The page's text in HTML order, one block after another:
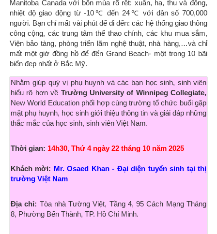
Manitoba Canada với bốn mùa rõ rệt: xuân, hạ, thu và đông,
nhiệt độ giao động từ -10℃ đến 24℃ với dân số 700,000
người. Bạn chỉ mất vài phút để đi đến: các hệ thống giao thông
công cộng, các trung tâm thể thao chính, các khu mua sắm,
Viện bảo tàng, phòng triển lãm nghệ thuật, nhà hàng,…và chỉ
mất một giờ đồng hồ để đến Grand Beach- một trong 10 bãi
biển đẹp nhất ở Bắc Mỹ.
Nhằm giúp quý vị phụ huynh và các bạn học sinh, sinh viên
hiểu rõ hơn về Trường University of Winnipeg Collegiate,
New World Education phối hợp cùng trường tổ chức buổi gặp
mặt phụ huynh, học sinh giới thiệu thông tin và giải đáp những
thắc mắc của học sinh, sinh viên Việt Nam.
Thời gian: 14h30, Thứ 4 ngày 22 tháng 10 năm 2025
Khách mời: Mr. Osaed Khan- Đại diện tuyển sinh tại thị
trường Việt Nam
Địa chỉ: Tòa nhà Tường Việt, Tầng 4, 95 Cách Mạng Tháng
8, Phường Bến Thành, TP. Hồ Chí Minh.